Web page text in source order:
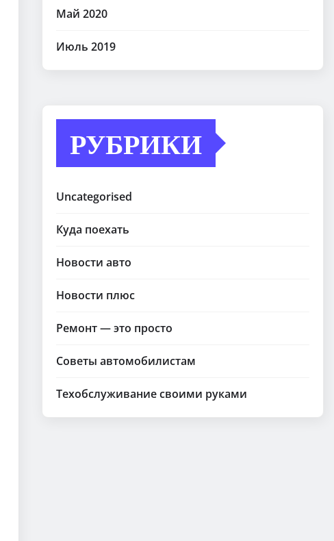
Май 2020
Июль 2019
РУБРИКИ
Uncategorised
Куда поехать
Новости авто
Новости плюс
Ремонт — это просто
Советы автомобилистам
Техобслуживание своими руками